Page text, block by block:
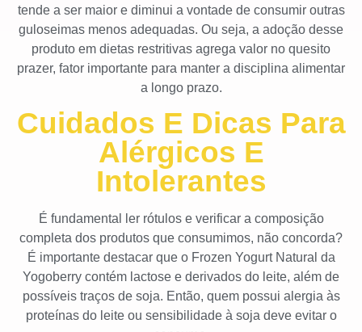
tende a ser maior e diminui a vontade de consumir outras
guloseimas menos adequadas. Ou seja, a adoção desse
produto em dietas restritivas agrega valor no quesito
prazer, fator importante para manter a disciplina alimentar
a longo prazo.
Cuidados E Dicas Para
Alérgicos E
Intolerantes
É fundamental ler rótulos e verificar a composição
completa dos produtos que consumimos, não concorda?
É importante destacar que o Frozen Yogurt Natural da
Yogoberry contém lactose e derivados do leite, além de
possíveis traços de soja. Então, quem possui alergia às
proteínas do leite ou sensibilidade à soja deve evitar o